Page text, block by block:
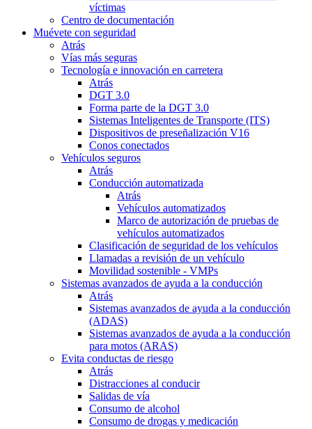
víctimas
Centro de documentación
Muévete con seguridad
Atrás
Vías más seguras
Tecnología e innovación en carretera
Atrás
DGT 3.0
Forma parte de la DGT 3.0
Sistemas Inteligentes de Transporte (ITS)
Dispositivos de preseñalización V16
Conos conectados
Vehículos seguros
Atrás
Conducción automatizada
Atrás
Vehículos automatizados
Marco de autorización de pruebas de
vehículos automatizados
Clasificación de seguridad de los vehículos
Llamadas a revisión de un vehículo
Movilidad sostenible - VMPs
Sistemas avanzados de ayuda a la conducción
Atrás
Sistemas avanzados de ayuda a la conducción
(ADAS)
Sistemas avanzados de ayuda a la conducción
para motos (ARAS)
Evita conductas de riesgo
Atrás
Distracciones al conducir
Salidas de vía
Consumo de alcohol
Consumo de drogas y medicación